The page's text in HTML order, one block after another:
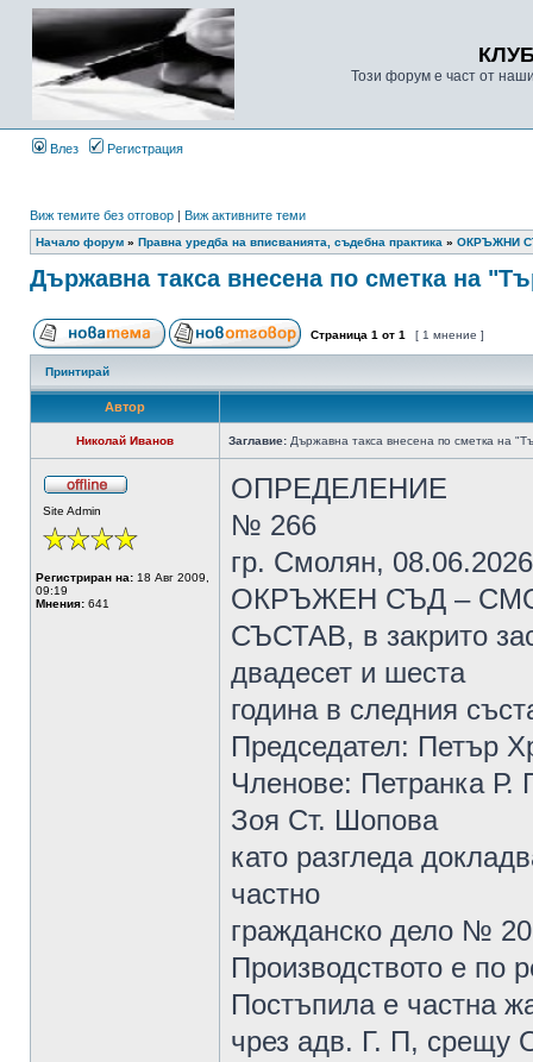
Този форум е част от
Влез Регистрация
Виж темите без отговор | Виж активните теми
Начало форум » Правна уредба на вписванията, съдебна практика » ОКРЪЖНИ
Държавна такса внесена по сметка на
Страница 1 от 1 [ 1 мнение ]
Принтирай
Автор
Николай Иванов Заглавие: Държавна такса внесена по сметка на
Site Admin
Регистриран на: 18 Авг 2009,
09:19
Мнения: 641
ОПРЕДЕЛЕНИЕ
№ 266
гр. Смолян, 08.06.2026
ОКРЪЖЕН СЪД –
СЪСТАВ, в закрито
двадесет и шеста
година в следния
Председател: Петър
Членове: Петранка Р.
Зоя Ст. Шопова
като разгледа
частно
гражданско дело №
Производството е по
Постъпила е частна
чрез адв. Г. П, срещу